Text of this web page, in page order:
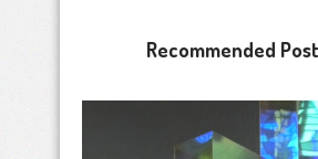
Recommended